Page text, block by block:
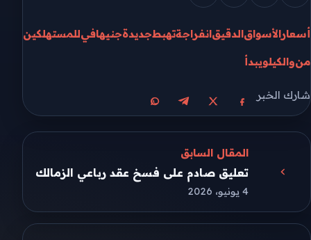
أسعارالأسواقالدقيقانفراجةتهبطجديدةجنيهافيللمستهلكين
منوالكيلويبدأ
شارك الخبر
مشاركة على فيسبوك
مشاركة على Xمشاركة على تيليجرام
مشاركة على واتساب
المقال السابق
تعليق صادم على فسخ عقد رباعي الزمالك
4 يونيو، 2026